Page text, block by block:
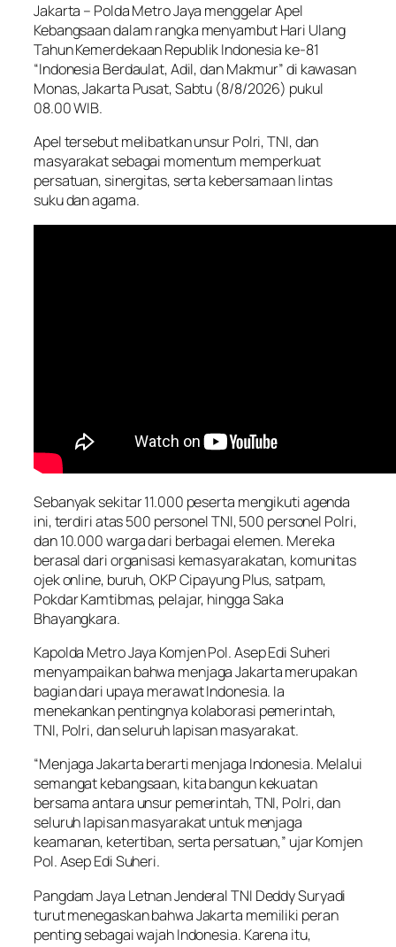
Jakarta – Polda Metro Jaya menggelar Apel
Kebangsaan dalam rangka menyambut Hari Ulang
Tahun Kemerdekaan Republik Indonesia ke-81
“Indonesia Berdaulat, Adil, dan Makmur” di kawasan
Monas, Jakarta Pusat, Sabtu (8/8/2026) pukul
08.00 WIB.
Apel tersebut melibatkan unsur Polri, TNI, dan
masyarakat sebagai momentum memperkuat
persatuan, sinergitas, serta kebersamaan lintas
suku dan agama.
Sebanyak sekitar 11.000 peserta mengikuti agenda
ini, terdiri atas 500 personel TNI, 500 personel Polri,
dan 10.000 warga dari berbagai elemen. Mereka
berasal dari organisasi kemasyarakatan, komunitas
ojek online, buruh, OKP Cipayung Plus, satpam,
Pokdar Kamtibmas, pelajar, hingga Saka
Bhayangkara.
Kapolda Metro Jaya Komjen Pol. Asep Edi Suheri
menyampaikan bahwa menjaga Jakarta merupakan
bagian dari upaya merawat Indonesia. Ia
menekankan pentingnya kolaborasi pemerintah,
TNI, Polri, dan seluruh lapisan masyarakat.
“Menjaga Jakarta berarti menjaga Indonesia. Melalui
semangat kebangsaan, kita bangun kekuatan
bersama antara unsur pemerintah, TNI, Polri, dan
seluruh lapisan masyarakat untuk menjaga
keamanan, ketertiban, serta persatuan,” ujar Komjen
Pol. Asep Edi Suheri.
Pangdam Jaya Letnan Jenderal TNI Deddy Suryadi
turut menegaskan bahwa Jakarta memiliki peran
penting sebagai wajah Indonesia. Karena itu,